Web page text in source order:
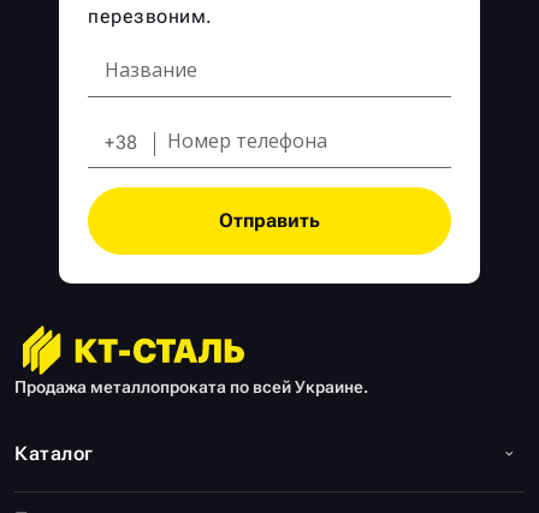
Продажа металлопроката по всей Украине.
Каталог
перезвоним.
+38
Отправить